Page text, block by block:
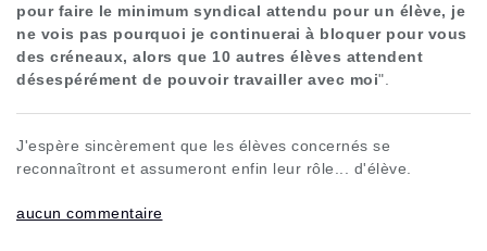
pour faire le minimum syndical attendu pour un élève, je
ne vois pas pourquoi je continuerai à bloquer pour vous
des créneaux, alors que 10 autres élèves attendent
désespérément de pouvoir travailler avec moi".
J'espère sincèrement que les élèves concernés se
reconnaîtront et assumeront enfin leur rôle... d'élève.
aucun commentaire